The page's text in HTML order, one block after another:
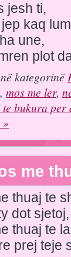
jesh ti,
kaq
une,
plot
kategorinë
, mos me ler,
te bukura per
»
me
thuaj te
dot sjetoj,
thuaj te
prej teje